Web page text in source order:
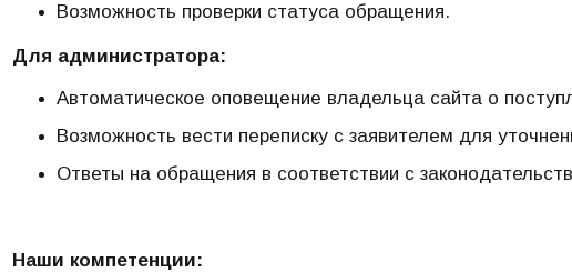
Возможность проверки статуса обращения.
Для администратора:
Автоматическое оповещение владельца сайта о
Возможность вести переписку с заявителем для
Ответы на обращения в соответствии с
Наши компетенции: